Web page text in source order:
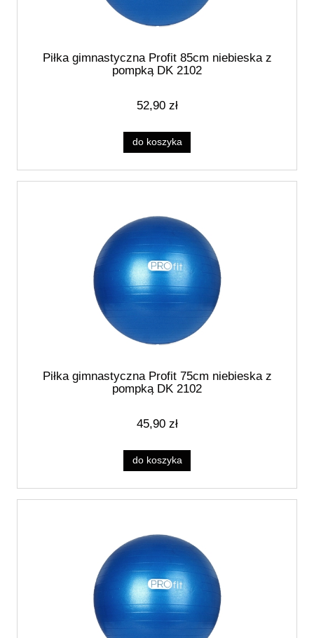
Piłka gimnastyczna Profit 85cm niebieska z
pompką DK 2102
52,90 zł
do koszyka
Piłka gimnastyczna Profit 75cm niebieska z
pompką DK 2102
45,90 zł
do koszyka